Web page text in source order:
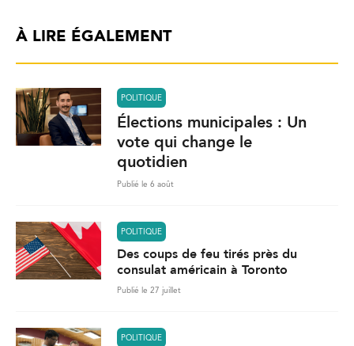
À LIRE ÉGALEMENT
POLITIQUE
Élections municipales : Un
vote qui change le
quotidien
Publié le 6 août
POLITIQUE
Des coups de feu tirés près du
consulat américain à Toronto
Publié le 27 juillet
POLITIQUE